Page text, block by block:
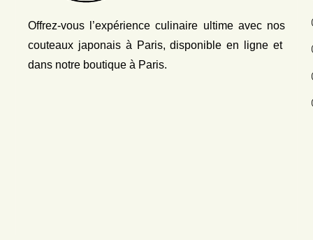
Offrez-vous l’expérience culinaire ultime avec nos
couteaux japonais à Paris, disponible en ligne et
dans notre boutique à Paris.